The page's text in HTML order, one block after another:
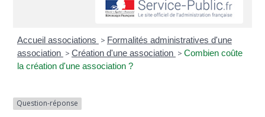
Accueil associations > Formalités administratives d'une
association > Création d'une association > Combien coûte
la création d'une association ?
Question-réponse